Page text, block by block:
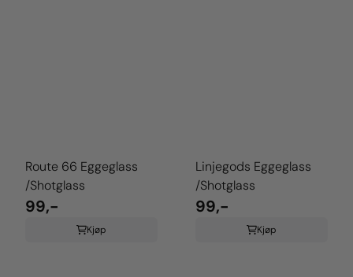
Route 66 Eggeglass
/Shotglass
99,-
Kjøp
Linjegods Eggeglass
/Shotglass
99,-
Kjøp